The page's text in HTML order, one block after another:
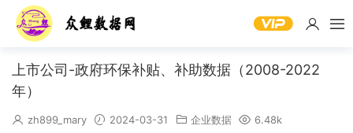
上市公司-政府环保补贴、补助数据（2008-2022
年）
zh899_mary 2024-03-31 企业数据 6.48k